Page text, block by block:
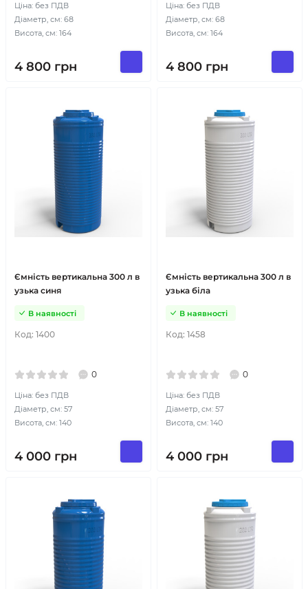
Ціна: без ПДВ
Діаметр, см: 68
Висота, см: 164
4 800 грн
Ціна: без ПДВ
Діаметр, см: 68
Висота, см: 164
4 800 грн
Ємність вертикальна 300 л в
узька синя
Код: 1400
В наявності
0
Ціна: без ПДВ
Діаметр, см: 57
Висота, см: 140
4 000 грн
Ємність вертикальна 300 л в
узька біла
Код: 1458
В наявності
0
Ціна: без ПДВ
Діаметр, см: 57
Висота, см: 140
4 000 грн